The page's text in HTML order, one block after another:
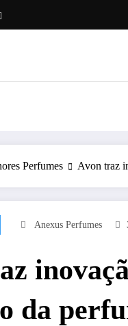
Perfumes Avon traz
Anexus Perfumes
da